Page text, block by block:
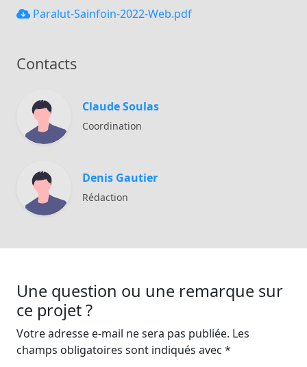
Paralut-Sainfoin-2022-Web.pdf
Contacts
Claude Soulas
Coordination
Denis Gautier
Rédaction
Une question ou une remarque sur
ce projet ?
Votre adresse e-mail ne sera pas publiée. Les
champs obligatoires sont indiqués avec *